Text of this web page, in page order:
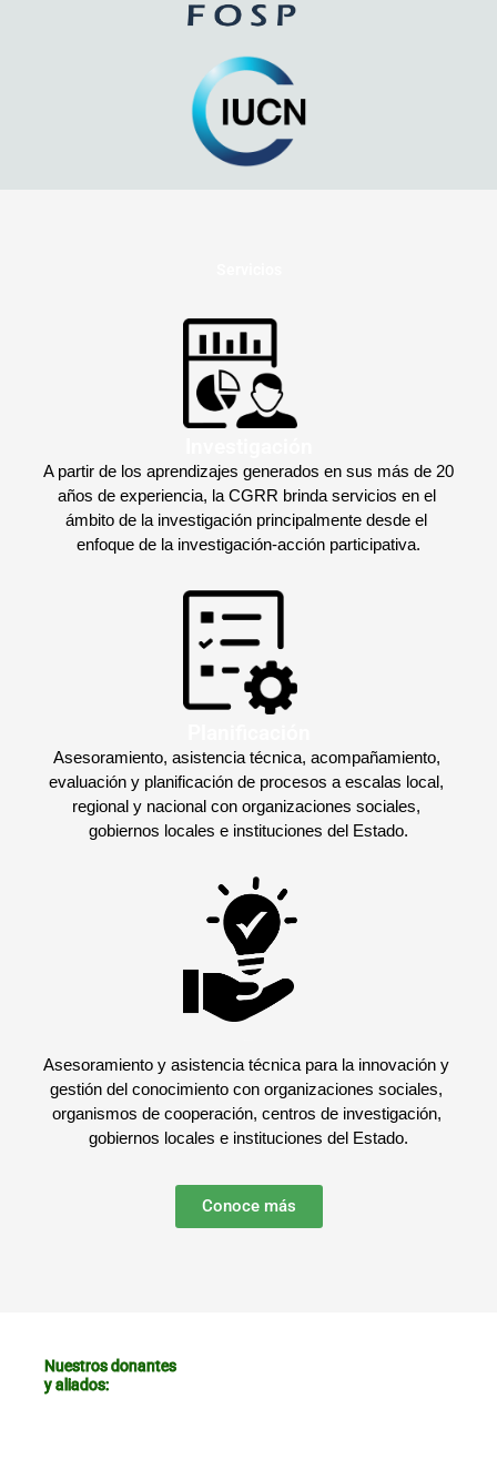
A partir de los aprendizajes generados en sus más de 20
años de experiencia, la CGRR brinda servicios en el
ámbito de la investigación principalmente desde el
enfoque de la investigación-acción participativa.
Asesoramiento, asistencia técnica, acompañamiento,
evaluación y planificación de procesos a escalas local,
regional y nacional con organizaciones sociales,
gobiernos locales e instituciones del Estado.
Asesoramiento y asistencia técnica para la innovación y
gestión del conocimiento con organizaciones sociales,
organismos de cooperación, centros de investigación,
gobiernos locales e instituciones del Estado.
Conoce más
Nuestros donantes
y aliados: